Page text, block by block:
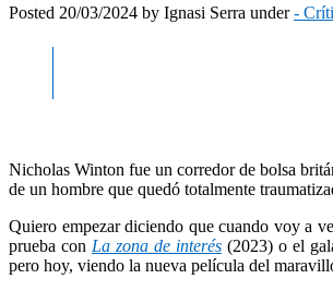
Posted 20/03/2024 by Ignasi Serra under-
Nicholas Winton fue un corredor de bolsa
de un hombre que quedó totalmente
Quiero empezar diciendo que cuando voy a
prueba con La zona de interés(2023) o el
pero hoy, viendo la nueva película del